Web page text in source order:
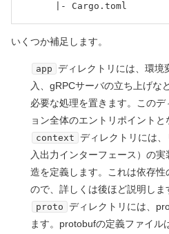
      |- Cargo.toml
いくつか補足します。
app ディレクトリには、環境
入、gRPCサーバの立ち上げな
必要な処理を置きます。この
ョン全体のエントリポイントと
context ディレクトリには
入出力インターフェース）の
造を定義します。これは依存
ので、詳しくは後ほど説明しま
proto ディレクトリには、
ます。protobufの定義ファイル